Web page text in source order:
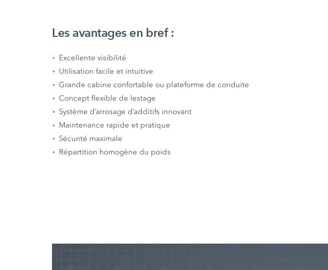
Les avantages en bref :
Excellente visibilité
Utilisation facile et intuitive
Grande cabine confortable ou plateforme de conduite
Concept flexible de lestage
Système d’arrosage d’additifs innovant
Maintenance rapide et pratique
Sécurité maximale
Répartition homogène du poids